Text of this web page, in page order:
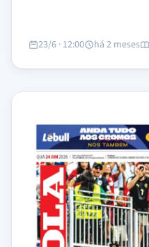
23/6 · 12:00 há 2 meses